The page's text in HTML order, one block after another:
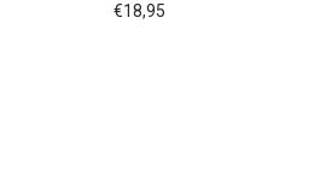
€18,95